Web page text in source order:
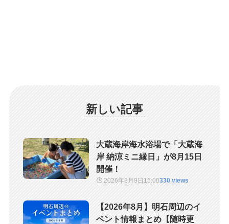
新しい記事
大蔵海岸海水浴場で「大蔵海
岸 納涼ミニ縁日」が8月15日
開催！
2026年8月9日 15:00330 views
【2026年8月】明石周辺のイ
ベント情報まとめ【随時更